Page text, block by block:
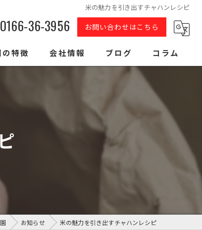
米の魅力を引き出すチャハンレシピ
0166-36-3956 お問い合わせはこちら
特徴
き
会社情報 ブログ コラム
お知らせ 米の魅力を引き出すチャハンレシピ